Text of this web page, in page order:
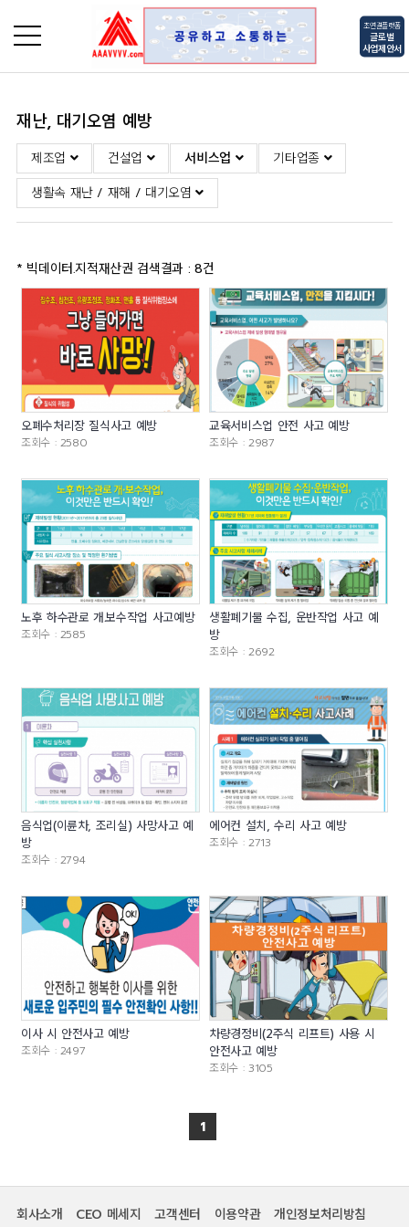
초연결플랫폼
글로벌
사업제안서
재난, 대기오염 예방
제조업 건설업 서비스업
기타업종
생활속 재난 / 재해 / 대기오염
* 빅데이터.지적재산권 검색결과 : 8건
오폐수처리장 질식사고 예방
조회수 : 2580
교육서비스업 안전 사고 예방
조회수 : 2987
노후 하수관로 개.보수작업 사고예방
조회수 : 2585
생활폐기물 수집, 운반작업 사고 예
방
조회수 : 2692
음식업(이륜차, 조리실) 사망사고 예
방
조회수 : 2794
에어컨 설치, 수리 사고 예방
조회수 : 2713
이사 시 안전사고 예방
조회수 : 2497
차량경정비(2주식 리프트) 사용 시
안전사고 예방
조회수 : 3105
1
회사소개 CEO 메세지 고객센터 이용약관 개인정보처리방침